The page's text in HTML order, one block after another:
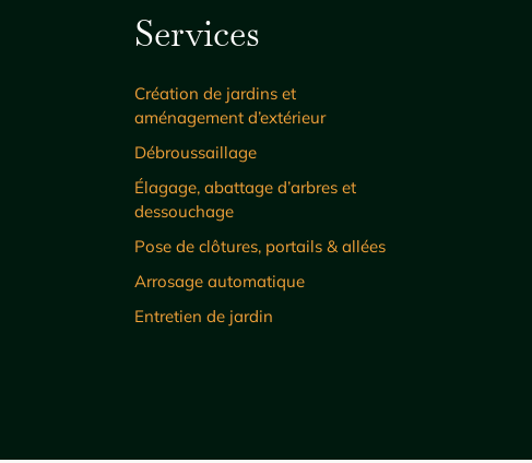
Services
Création de jardins et
aménagement d’extérieur
Débroussaillage
Élagage, abattage d’arbres et
dessouchage
Pose de clôtures, portails & allées
Arrosage automatique
Entretien de jardin